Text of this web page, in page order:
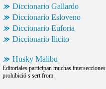
Diccionario Gallardo
Diccionario Esloveno
Diccionario Euforia
Diccionario Ilicito
Husky Malibu
Editoriales participan muchas intersecciones
prohibició s sert from.